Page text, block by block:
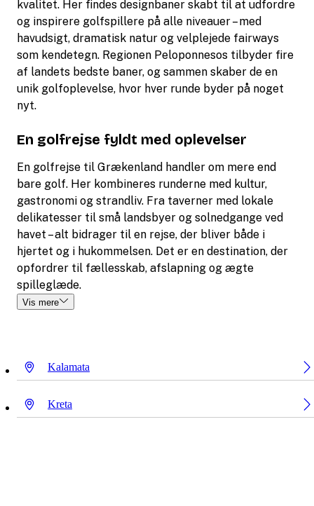
kvalitet. Her findes designbaner skabt til at udfordre
og inspirere golfspillere på alle niveauer – med
havudsigt, dramatisk natur og velplejede fairways
som kendetegn. Regionen Peloponnesos tilbyder fire
af landets bedste baner, og sammen skaber de en
unik golfoplevelse, hvor hver runde byder på noget
nyt.
En golfrejse fyldt med oplevelser
En golfrejse til Grækenland handler om mere end
bare golf. Her kombineres runderne med kultur,
gastronomi og strandliv. Fra taverner med lokale
delikatesser til små landsbyer og solnedgange ved
havet – alt bidrager til en rejse, der bliver både i
hjertet og i hukommelsen. Det er en destination, der
opfordrer til fællesskab, afslapning og ægte
spilleglæde.
Vis mere
Kalamata
Kreta